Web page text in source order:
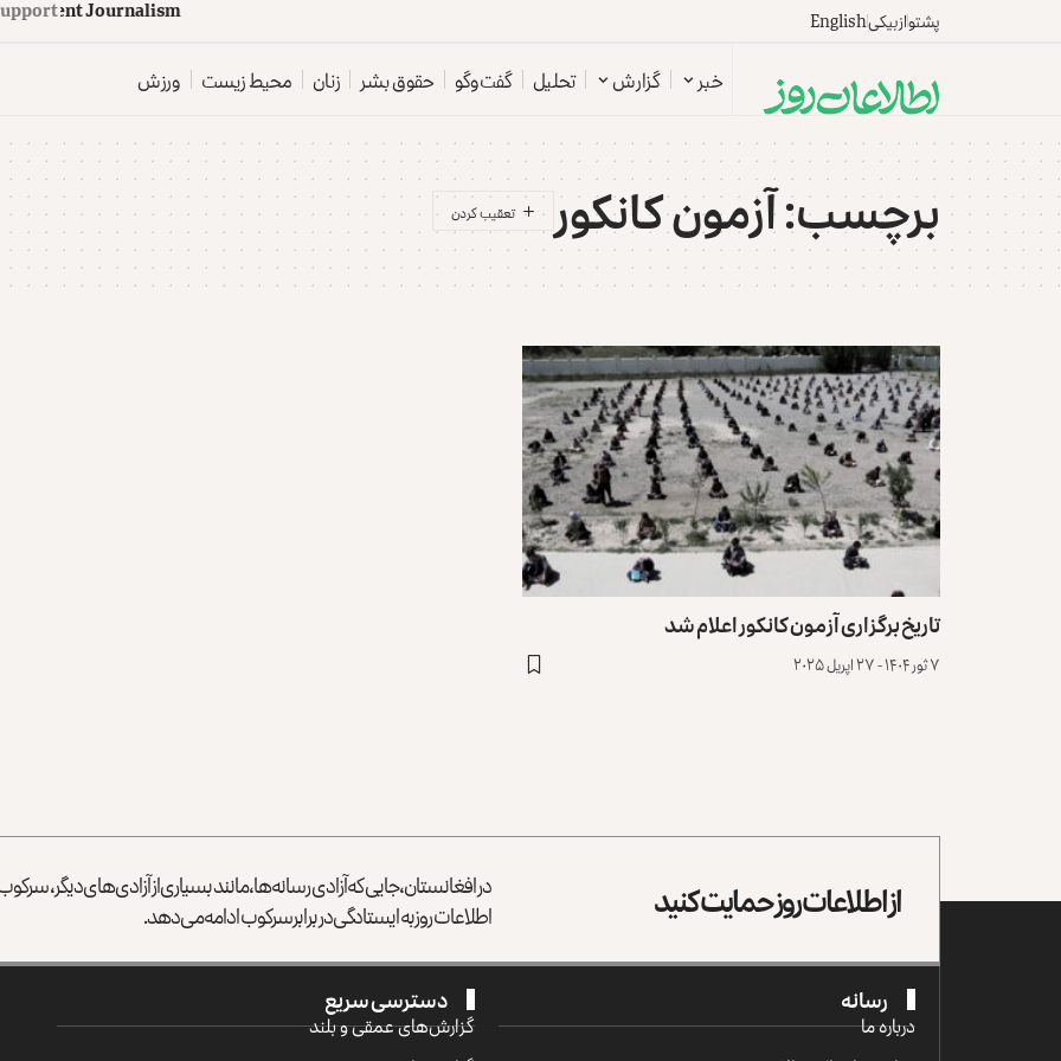
پشتوازبیکیEnglish
m
s
i
l
a
n
r
u
o
J
t
n
e
d
n
e
p
e
خبر گزارش تحلیل گفت‌وگو حقوق بشر زنان محیط زیست ورزش
برچسب:آزمون کانکور
تاریخ برگزاری آزمون کانکور اعلام شد
۷ ثور ۱۴۰۴ - ۲۷ اپریل ۲۰۲۵
از اطلاعات روز حمایت کنید در افغانستان، جایی که آزادی رسانه‌ها، مانند بسیاری از آزادی‌های دیگر،
اطلاعات روز به ایستادگی در برابر سرکوب ادامه می‌دهد.
رسانه
درباره ما
دسترسی سریع
گزارش‌‌های عمقی و بلند